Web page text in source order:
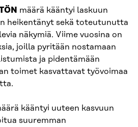
määrä kääntyi laskuun
heikentänyt sekä toteutunutta
näkymiä. Viime vuosina on
joilla pyritään nostamaan
ja pidentämään
toimet kasvattavat työvoimaa
kääntyi uuteen kasvuun
suuremman